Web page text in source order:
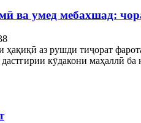
ва умед мебахшад:
аз рушди тиҷорат
кӯдакони маҳаллӣ ба